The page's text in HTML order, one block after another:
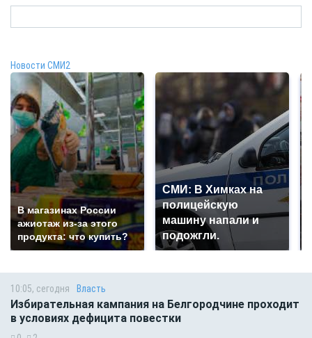
Новости СМИ2
В магазинах России
ажиотаж из-за этого
продукта: что купить?
СМИ: В Химках на
полицейскую
машину напали и
подожгли.
10:05, сегодня Власть
Избирательная кампания на Белгородчине проходит
в условиях дефицита повестки